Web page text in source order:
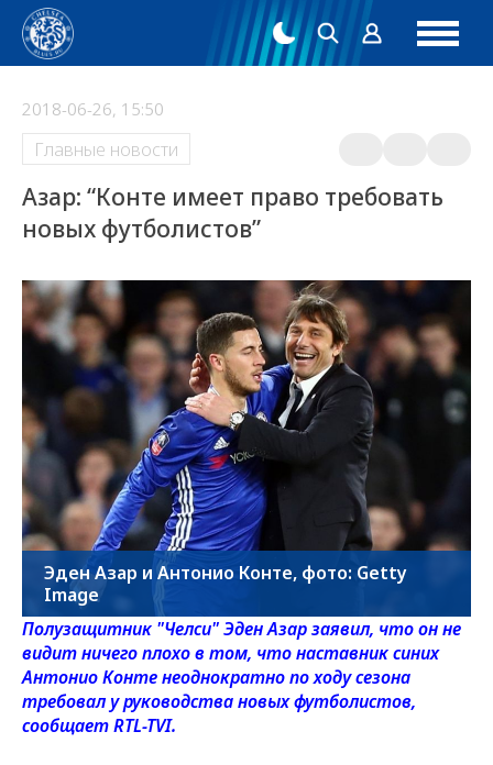
2018-06-26, 15:50
Главные новости
Азар: “Конте имеет право требовать
новых футболистов”
Эден Азар и Антонио Конте, фото: Getty
Image
Полузащитник "Челси" Эден Азар заявил, что он не
видит ничего плохо в том, что наставник синих
Антонио Конте неоднократно по ходу сезона
требовал у руководства новых футболистов,
сообщает RTL-TVI.